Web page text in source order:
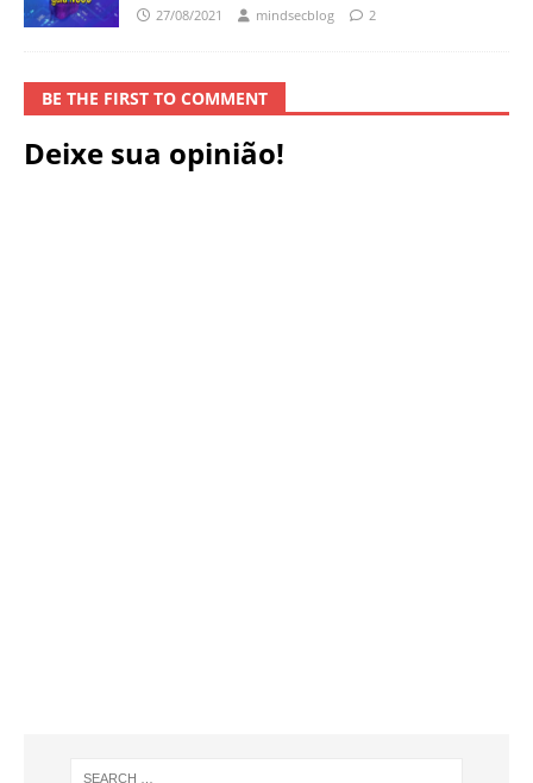
27/08/2021 mindsecblog 2
BE THE FIRST TO COMMENT
Deixe sua opinião!